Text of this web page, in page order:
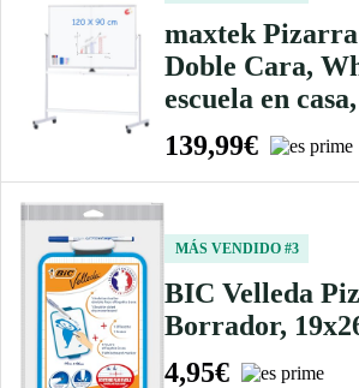
maxtek
Doble Cara,
escuela en
139,99€
MÁS VENDIDO #3
BIC Velleda
Borrador,
4,95€